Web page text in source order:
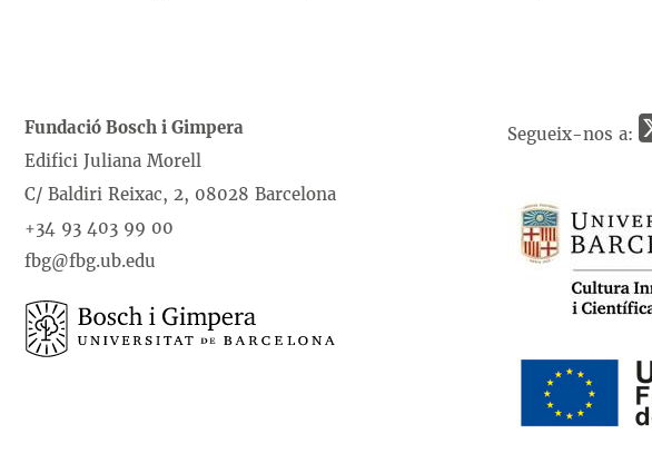
Fundació Bosch i Gimpera
Edifici Juliana Morell
C/ Baldiri Reixac, 2, 08028 Barcelona
+34 93 403 99 00
fbg@fbg.ub.edu
Segueix-nos a: